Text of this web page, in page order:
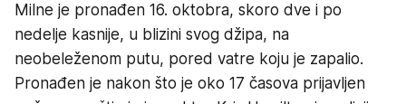
Milne je pronađen 16. oktobra, skoro dve i po
nedelje kasnije, u blizini svog džipa, na
neobeleženom putu, pored vatre koju je zapalio.
Pronađen je nakon što je oko 17 časova prijavljen